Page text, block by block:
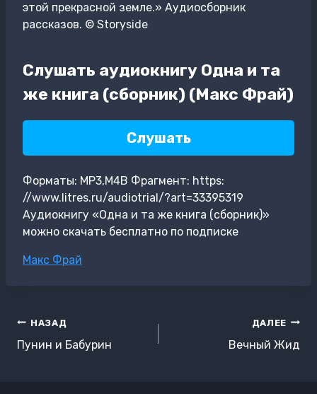
этой прекрасной земле.» Аудиосборник
рассказов. © Storysidе
Слушать аудиокнигу Одна и та
же книга (сборник) (Макс Фрай)
Слушать
Форматы: MP3,M4B Фрагмент: https:
//www.litres.ru/audiotrial/?art=33395319
Аудиокнигу «Одна и та же книга (сборник)»
можно скачать бесплатно по подписке
Метки
Макс Фрай
Навигация
по
НАЗАД
Пунин и Бабурин
ДАЛЕЕ
Вечный Жид